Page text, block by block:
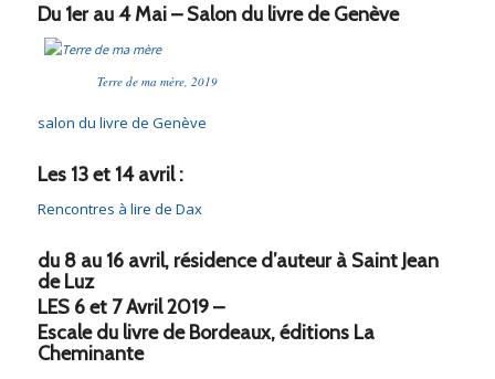
Du 1er au 4 Mai – Salon du livre de Genève
Terre de ma mère, 2019
salon du livre de Genève
Les 13 et 14 avril :
Rencontres à lire de Dax
du 8 au 16 avril, résidence d’auteur à Saint Jean
de Luz
LES 6 et 7 Avril 2019 –
Escale du livre de Bordeaux, éditions La
Cheminante